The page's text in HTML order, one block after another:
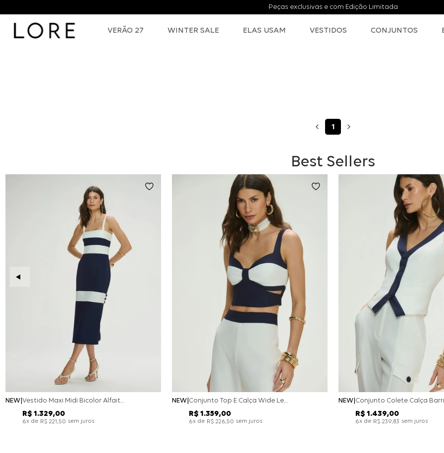
Peças exclusivas e com Edição Limitada
VERÃO 27 WINTER SALE ELAS USAM VESTIDOS CONJUNTOS
1
Best Sellers
NEW Vestido Maxi Midi Bicolor Alfaitaria Navy - Marinho
R$ 1.329,00
6x de R$ 221 ,50 sem juros
NEW Conjunto Top E Calça Wide Leg Bicolor Alfaitaria - Off White
R$ 1.359,00
6x de R$ 226,50 sem juros
NEW
R$ 1.439,00
6x de R$ 239,83 sem juros